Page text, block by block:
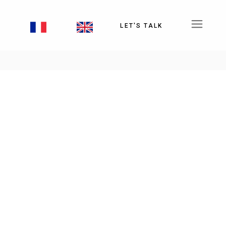
LET'S TALK